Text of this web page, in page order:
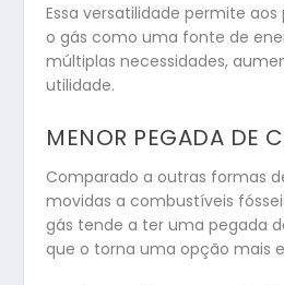
Essa versatilidade permite
o gás como uma fonte de
múltiplas necessidades,
utilidade.
MENOR PEGADA DE
Comparado a outras formas
movidas a combustíveis
gás tende a ter uma pegada
que o torna uma opção mais